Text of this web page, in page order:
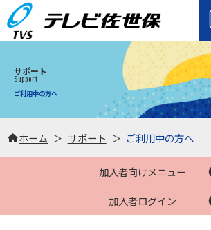
サポート
Support
ご利用中の方へ
ホーム サポート ご利用中の方へ
加入者向けメニュー
加入者ログイン